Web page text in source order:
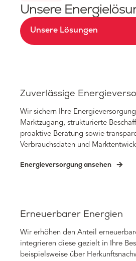
Unsere
Unsere Lösungen
Zuverlässige
Wir sichern Ihre
Marktzugang, strukturierte
proaktive Beratung sowie
Verbrauchsdaten und
Energieversorgung ansehen
Erneuerbarer Energien
Wir erhöhen den Anteil
integrieren diese gezielt in Ihre
beispielsweise über